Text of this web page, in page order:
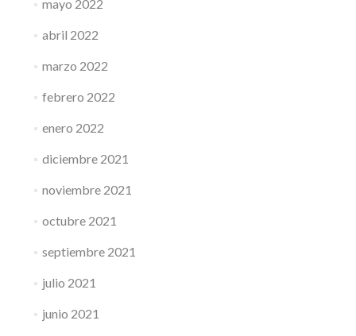
mayo 2022
abril 2022
marzo 2022
febrero 2022
enero 2022
diciembre 2021
noviembre 2021
octubre 2021
septiembre 2021
julio 2021
junio 2021